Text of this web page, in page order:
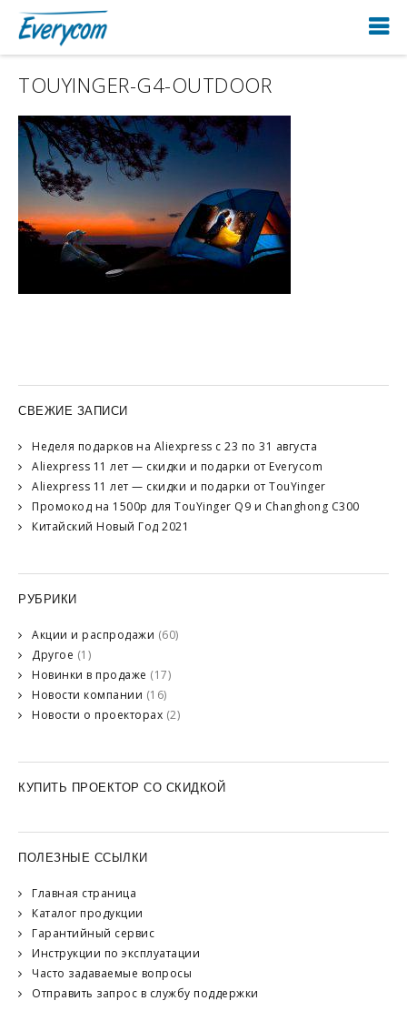
TOUYINGER-G4-OUTDOOR
СВЕЖИЕ ЗАПИСИ
Неделя подарков на Aliexpress с 23 по 31 августа
Aliexpress 11 лет — скидки и подарки от Everycom
Aliexpress 11 лет — скидки и подарки от TouYinger
Промокод на 1500р для TouYinger Q9 и Changhong C300
Китайский Новый Год 2021
РУБРИКИ
Акции и распродажи (60)
Другое (1)
Новинки в продаже (17)
Новости компании (16)
Новости о проекторах (2)
КУПИТЬ ПРОЕКТОР СО СКИДКОЙ
ПОЛЕЗНЫЕ ССЫЛКИ
Главная страница
Каталог продукции
Гарантийный сервис
Инструкции по эксплуатации
Часто задаваемые вопросы
Отправить запрос в службу поддержки